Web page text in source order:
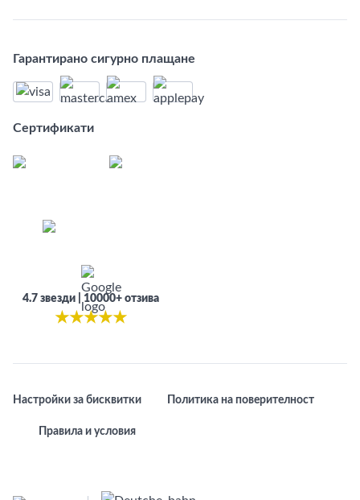
Гарантирано сигурно плащане
Сертификати
4.7 звезди | 10000+ отзива
★★★★★
Настройки за бисквитки Политика на поверителност
Правила и условия